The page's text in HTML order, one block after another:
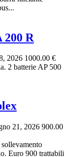
200 R
2026 1000.00 €
2 batterie AP 500
21, 2026 900.00
Euro 900 trattabili